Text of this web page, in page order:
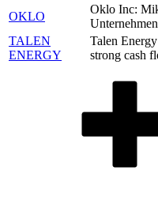
OKLO
Oklo Inc:
TALEN
ENERGY
Talen
strong cash